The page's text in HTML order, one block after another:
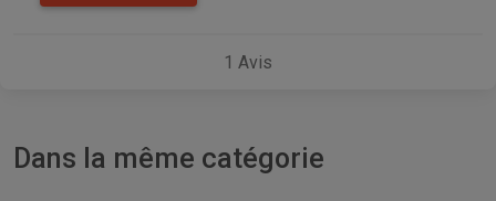
1 Avis
Dans la même catégorie